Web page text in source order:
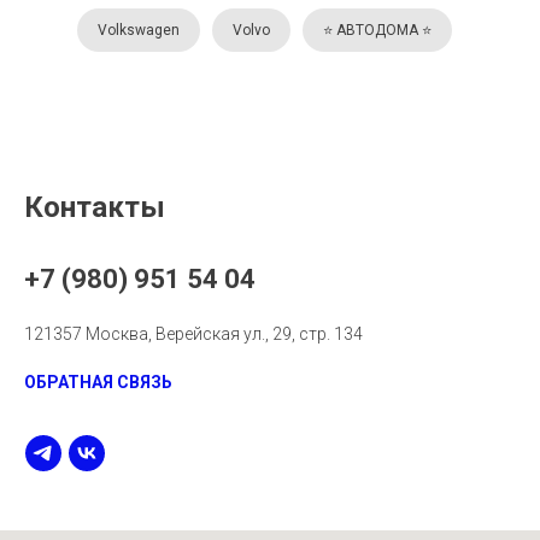
Volkswagen Volvo ⭐️ АВТОДОМА ⭐️
Контакты
+7 (980) 951 54 04
121357 Москва, Верейская ул., 29, стр. 134
ОБРАТНАЯ СВЯЗЬ